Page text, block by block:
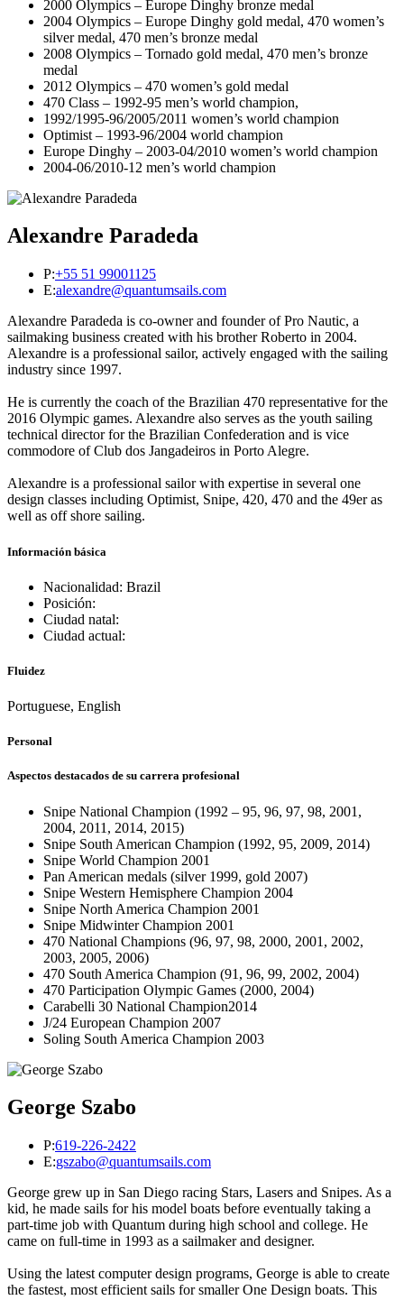
2000 Olympics – Europe Dinghy bronze medal
2004 Olympics – Europe Dinghy gold medal, 470 women’s
silver medal, 470 men’s bronze medal
2008 Olympics – Tornado gold medal, 470 men’s bronze
medal
2012 Olympics – 470 women’s gold medal
470 Class – 1992-95 men’s world champion,
1992/1995-96/2005/2011 women’s world champion
Optimist – 1993-96/2004 world champion
Europe Dinghy – 2003-04/2010 women’s world champion
2004-06/2010-12 men’s world champion
Alexandre Paradeda
P:+55 51 99001125
E:alexandre@quantumsails.com
Alexandre Paradeda is co-owner and founder of Pro Nautic, a
sailmaking business created with his brother Roberto in 2004.
Alexandre is a professional sailor, actively engaged with the sailing
industry since 1997.
He is currently the coach of the Brazilian 470 representative for the
2016 Olympic games. Alexandre also serves as the youth sailing
technical director for the Brazilian Confederation and is vice
commodore of Club dos Jangadeiros in Porto Alegre.
Alexandre is a professional sailor with expertise in several one
design classes including Optimist, Snipe, 420, 470 and the 49er as
well as off shore sailing.
Información básica
Nacionalidad: Brazil
Posición:
Ciudad natal:
Ciudad actual:
Fluidez
Portuguese, English
Personal
Aspectos destacados de su carrera profesional
Snipe National Champion (1992 – 95, 96, 97, 98, 2001,
2004, 2011, 2014, 2015)
Snipe South American Champion (1992, 95, 2009, 2014)
Snipe World Champion 2001
Pan American medals (silver 1999, gold 2007)
Snipe Western Hemisphere Champion 2004
Snipe North America Champion 2001
Snipe Midwinter Champion 2001
470 National Champions (96, 97, 98, 2000, 2001, 2002,
2003, 2005, 2006)
470 South America Champion (91, 96, 99, 2002, 2004)
470 Participation Olympic Games (2000, 2004)
Carabelli 30 National Champion2014
J/24 European Champion 2007
Soling South America Champion 2003
George Szabo
P:619-226-2422
E:gszabo@quantumsails.com
George grew up in San Diego racing Stars, Lasers and Snipes. As a
kid, he made sails for his model boats before eventually taking a
part-time job with Quantum during high school and college. He
came on full-time in 1993 as a sailmaker and designer.
Using the latest computer design programs, George is able to create
the fastest, most efficient sails for smaller One Design boats. This